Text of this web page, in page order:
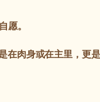
愿。
肉身或在主里，更是